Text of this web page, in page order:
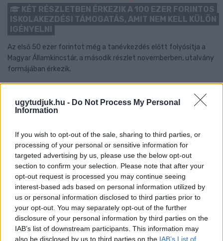
ugytudjuk.hu - Do Not Process My Personal
Information
If you wish to opt-out of the sale, sharing to third parties, or
processing of your personal or sensitive information for
targeted advertising by us, please use the below opt-out
section to confirm your selection. Please note that after your
opt-out request is processed you may continue seeing
interest-based ads based on personal information utilized by
us or personal information disclosed to third parties prior to
your opt-out. You may separately opt-out of the further
disclosure of your personal information by third parties on the
IAB’s list of downstream participants. This information may
also be disclosed by us to third parties on the IAB’s List of
KÉT RÉSZLETBEN ÉRKEZIK A 100 EZER FORINTOS
ISKOLAKEZDÉSI TÁMOGATÁS, AMIT NEM KELL KÜLÖN
IGÉNYELNI
Az első 50 ezer forintot még a tanévkezdés előtt folyósítja a
Magyar Államkincstár, a második részlet novemberben, utalvány
formájában érkezik.